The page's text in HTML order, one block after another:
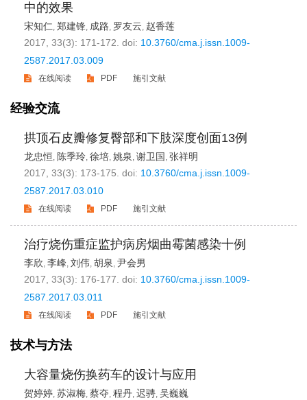
中的效果
宋知仁, 郑建锋, 成路, 罗友云, 赵香莲
2017, 33(3): 171-172. doi: 10.3760/cma.j.issn.1009-
2587.2017.03.009
在线阅读 PDF 施引文献
经验交流
拱顶石皮瓣修复臀部和下肢深度创面13例
龙忠恒, 陈季玲, 徐培, 姚泉 , 谢卫国 , 张祥明
2017, 33(3): 173-175. doi: 10.3760/cma.j.issn.1009-
2587.2017.03.010
在线阅读 PDF 施引文献
治疗烧伤重症监护病房烟曲霉菌感染十例
李欣, 李峰, 刘伟, 胡泉 , 尹会男
2017, 33(3): 176-177. doi: 10.3760/cma.j.issn.1009-
2587.2017.03.011
在线阅读 PDF 施引文献
技术与方法
大容量烧伤换药车的设计与应用
贺婷婷, 苏淑梅, 蔡夺, 程丹, 迟骋, 吴巍巍